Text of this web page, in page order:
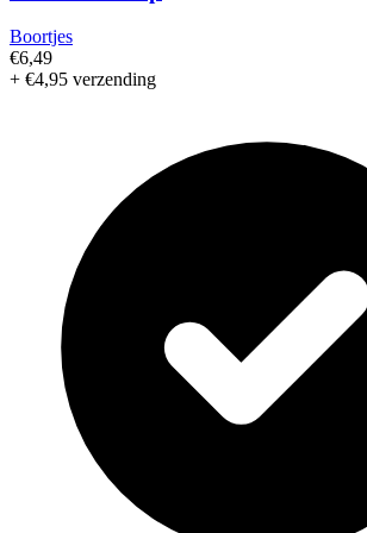
Boortjes
€6,49
+ €4,95 verzending